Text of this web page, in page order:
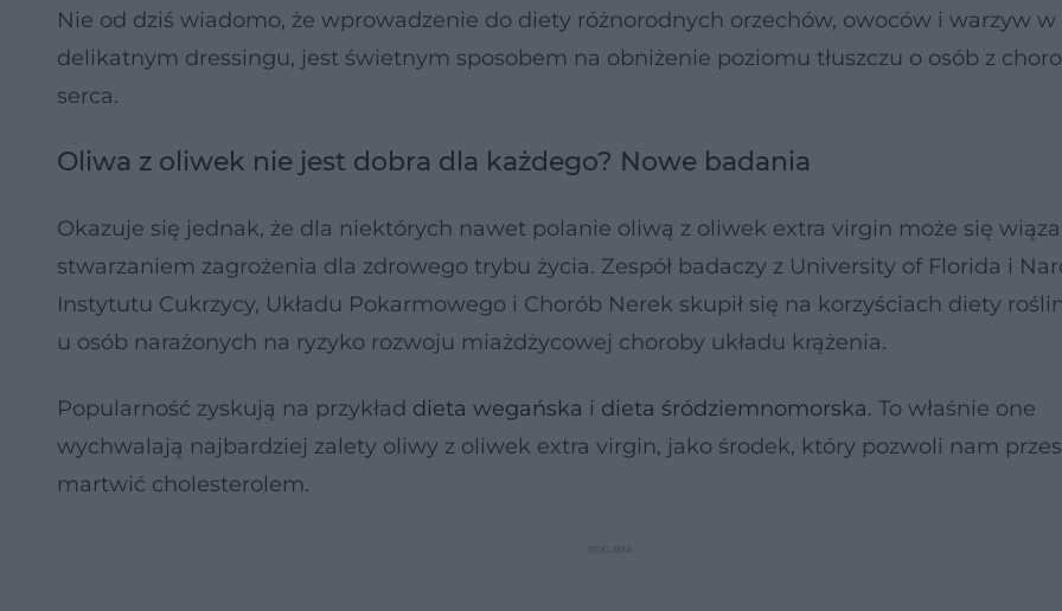
Nie od dziś wiadomo, że wprowadzenie do diety różnorodnych orzechów, owoców i warzyw w
delikatnym dressingu, jest świetnym sposobem na obniżenie poziomu tłuszczu o osób z
serca.
Oliwa z oliwek nie jest dobra dla każdego? Nowe badania
Okazuje się jednak, że dla niektórych nawet polanie oliwą z oliwek extra virgin może się
stwarzaniem zagrożenia dla zdrowego trybu życia. Zespół badaczy z University of Florida i
Instytutu Cukrzycy, Układu Pokarmowego i Chorób Nerek skupił się na korzyściach diety
u osób narażonych na ryzyko rozwoju miażdżycowej choroby układu krążenia.
Popularność zyskują na przykład dieta wegańska i dieta śródziemnomorska. To właśnie one
wychwalają najbardziej zalety oliwy z oliwek extra virgin, jako środek, który pozwoli nam
martwić cholesterolem.